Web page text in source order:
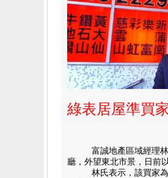
綠表居屋準買
富誠地產區域經理林栢
廳，外望東北市景，日前
林氏表示，該買家為同